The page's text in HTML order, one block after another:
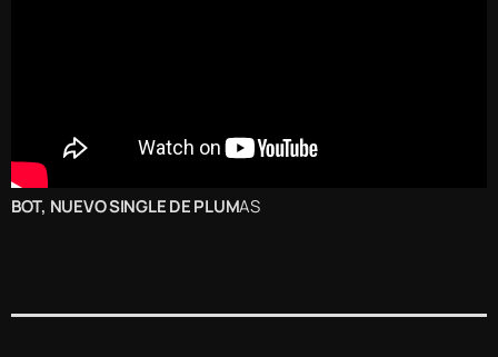
BOT, NUEVO SINGLE DE PLUMAS